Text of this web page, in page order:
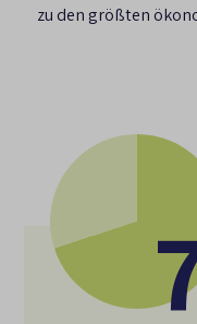
zu den größten